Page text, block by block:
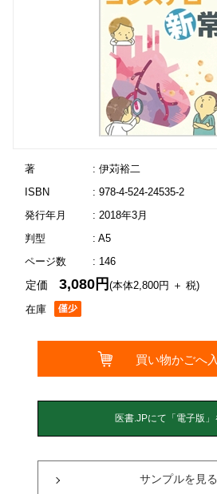
著
: 伊苅裕二
ISBN
: 978-4-524-24535-2
発行年月
: 2018年3月
判型
: A5
ページ数
: 146
在庫
定価3,080円(本体2,800円 ＋ 税)
サンプルを見る